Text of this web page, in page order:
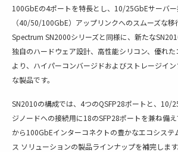
100GbEの4ポートを特長とし、10/25GbEサーバ
（40/50/100GbE）アップリンクへのスムーズな
Spectrum SN2000シリーズと同様に、新たな
独自のハードウェア設計、高性能シリコン、優れ
より、ハイパーコンバージドおよびストレージイ
な製品です。
SN2010の構成では、4つのQSFP28ポートと、10/
ジノードへの接続用に18のSFP28ポートを兼ね備
から100GbEインターコネクトの豊かなエコシステ
ス ソリューションの製品ラインナップを補完しま